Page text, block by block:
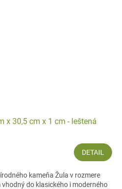
x 30,5 cm x 1 cm - leštená
DETAIL
kameňa Žula v rozmere
do klasického i moderného